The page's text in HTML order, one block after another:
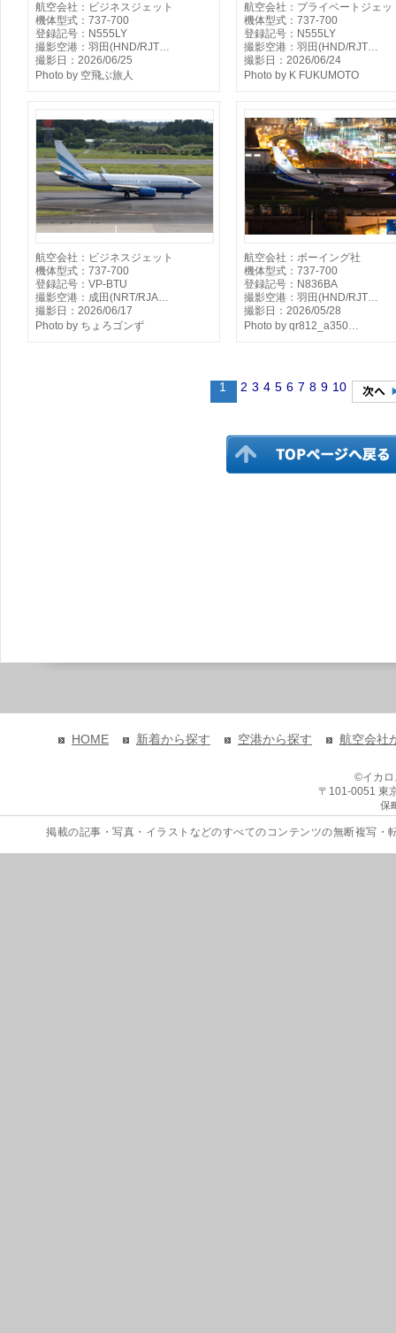
航空会社：ビジネスジェット
機体型式：737-700
登録記号：N555LY
撮影空港：羽田(HND/RJT…
撮影日：2026/06/25
Photo by 空飛ぶ旅人
航空会社：プライベートジェッ
機体型式：737-700
登録記号：N555LY
撮影空港：羽田(HND/RJT…
撮影日：2026/06/24
Photo by K FUKUMOTO
航空会社：ビジネスジェット
機体型式：737-700
登録記号：VP-BTU
撮影空港：成田(NRT/RJA…
撮影日：2026/06/17
Photo by ちょろゴンず
航空会社：ボーイング社
機体型式：737-700
登録記号：N836BA
撮影空港：羽田(HND/RJT…
撮影日：2026/05/28
Photo by qr812_a350…
1 2 3 4 5 6 7 8 9 10
HOME 新着から探す 空港から探す 航空会社
©イカ
〒101-0051 東
保
掲載の記事・写真・イラストなどのすべてのコンテンツの無断複